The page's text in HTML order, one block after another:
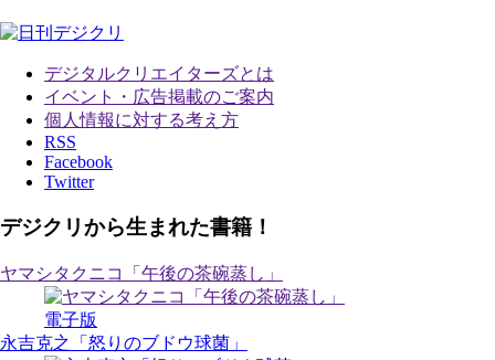
デジタルクリエイターズとは
イベント・広告掲載のご案内
個人情報に対する考え方
RSS
Facebook
Twitter
デジクリから生まれた書籍！
ヤマシタクニコ「午後の茶碗蒸し」
電子版
永吉克之「怒りのブドウ球菌」